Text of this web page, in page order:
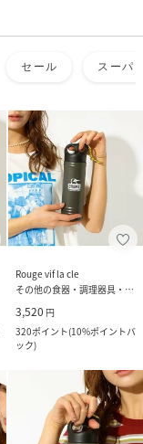
セール スーパ
Rouge vif la cle
その他の食器・調理器具・キッチン用品
3,520 円
320ポイント(10%ポイントバ
ック)